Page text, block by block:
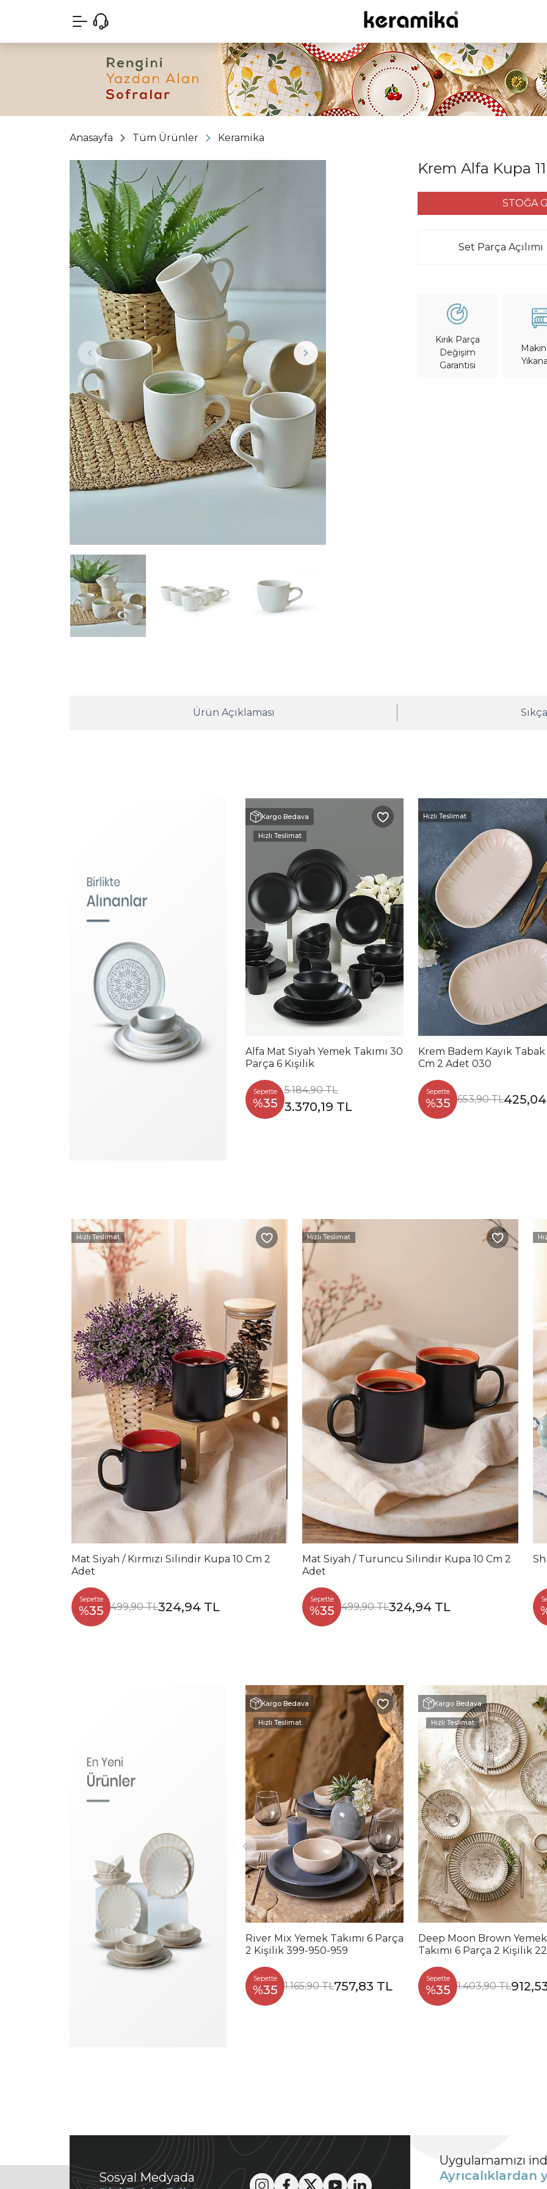
Anasayfa Tüm Ürünler Keramika
Krem Alfa Kupa
STOĞA
Set Parça Açılımı
Kırık Parça
Değişim
Garantisi
Ürün Açıklaması
Kargo Bedava
Hızlı Teslimat
Alfa Mat Siyah Yemek Takımı 30
Parça 6 Kişilik
Sepette
%35
5.184,90 TL
3.370,19 TL
Hızlı Teslimat
Krem Badem Kayık Tabak
Cm 2 Adet 030
Sepette
%35 653,90 TL
Hızlı Teslimat
Mat Siyah / Kırmızı Silindir Kupa 10 Cm 2
Adet
Sepette
%35 499,90 TL324,94 TL
Hızlı Teslimat
Mat Siyah / Turuncu Silindir Kupa 10 Cm 2
Adet
Sepette
%35 499,90 TL324,94 TL
Kargo Bedava
Hızlı Teslimat
River Mix Yemek Takımı 6 Parça
2 Kişilik 399-950-959
Sepette
%35 1.165,90 TL757,83 TL
Kargo Bedava
Hızlı Teslimat
Deep Moon Brown Yemek
Takımı 6 Parça 2 Kişilik
Sepette
%35 1.403,90 TL
Sosyal Medyada
Uygulamamızı
Ayrıcalıklardan